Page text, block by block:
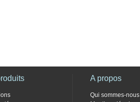
A propos
Qui sommes-nous